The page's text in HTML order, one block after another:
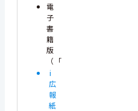
電
子
書
籍
版
（「
i
広
報
紙